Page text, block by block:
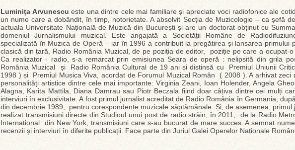
Luminița Arvunescu este una dintre cele mai familiare și apreciate voci radiofonice ale
un nume care a dobândit, în timp, notorietate. A absolvit Secția de Muzicologie – ca șefă
actuala Universitate Națională de Muzică din București și are un doctorat obținut cu
domeniul Jurnalismului muzical. Este angajată a Societății Române de
specializată în Muzica de Operă – iar în 1996 a contribuit la pregătirea și lansarea primului
clasică din țară, Radio România Muzical, de pe poziția de editor, poziție pe care a ocupat-o
Ca realizator - radio, s-a remarcat prin emisiunea Seara de operă : nelipsită din grila
România Muzical și Radio România Cultural de 19 ani și distinsă cu Premiul Uniunii
1998 ) și Premiul Musica Viva, acordat de Forumul Muzical Român ( 2008 ). A arhivat zeci
personalități artistice dintre cele mai importante: Virginia Zeani, Ioan Holender, Angela
Alagna, Karita Mattila, Diana Damrau sau Piotr Beczala fiind doar câțiva dintre cei mulți
interviuri în exclusivitate. A fost primul jurnalist acreditat de Radio România în Germania,
din decembrie 1989, pentru corespondențe muzicale săptămânale. Și, de asemenea, primul
realizat transmisiuni directe din Studioul unui post de radio străin, în 2011, de la Radio
International din New York, transmisiuni care s-au bucurat de mare succes. A semnat
recenzii și interviuri în diferite publicații. Face parte din Juriul Galei Operelor Naționale